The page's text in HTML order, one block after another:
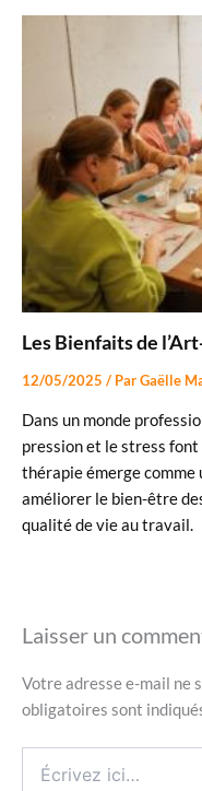
Les Bienfaits de
12/05/2025 / ParGaëlle
Dans un monde
pression et le stress
thérapie émerge
améliorer le bien-être
qualité de vie au travail.
Laisser un
Votre adresse e-mail ne
obligatoires sont
ici…